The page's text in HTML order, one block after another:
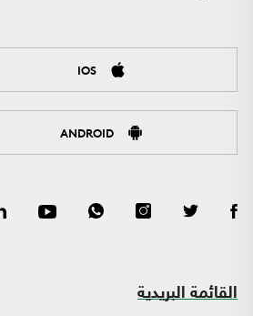
IOS
ANDROID
القائمة البريدية